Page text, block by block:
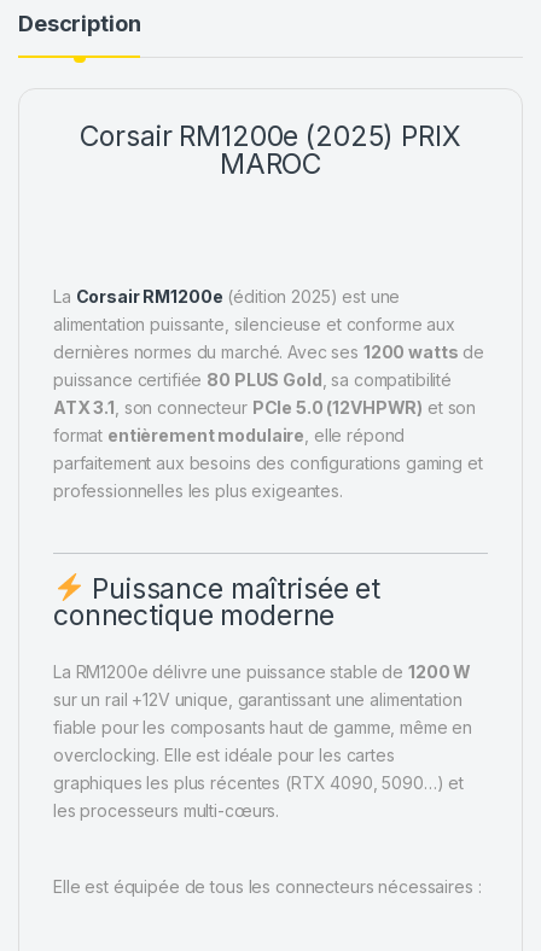
Description
Corsair RM1200e (2025) PRIX
MAROC
La Corsair RM1200e (édition 2025) est une
alimentation puissante, silencieuse et conforme aux
dernières normes du marché. Avec ses 1200 watts de
puissance certifiée 80 PLUS Gold , sa compatibilité
ATX 3.1 , son connecteur PCIe 5.0 (12VHPWR) et son
format entièrement modulaire , elle répond
parfaitement aux besoins des configurations gaming et
professionnelles les plus exigeantes.
Puissance maîtrisée et
connectique moderne
La RM1200e délivre une puissance stable de 1200 W
sur un rail +12V unique, garantissant une alimentation
fiable pour les composants haut de gamme, même en
overclocking. Elle est idéale pour les cartes
graphiques les plus récentes (RTX 4090, 5090…) et
les processeurs multi-cœurs.
Elle est équipée de tous les connecteurs nécessaires :